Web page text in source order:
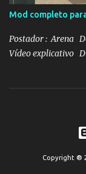
Mod completo
Postador : Arena
Vídeo explicativo
Copyright ®